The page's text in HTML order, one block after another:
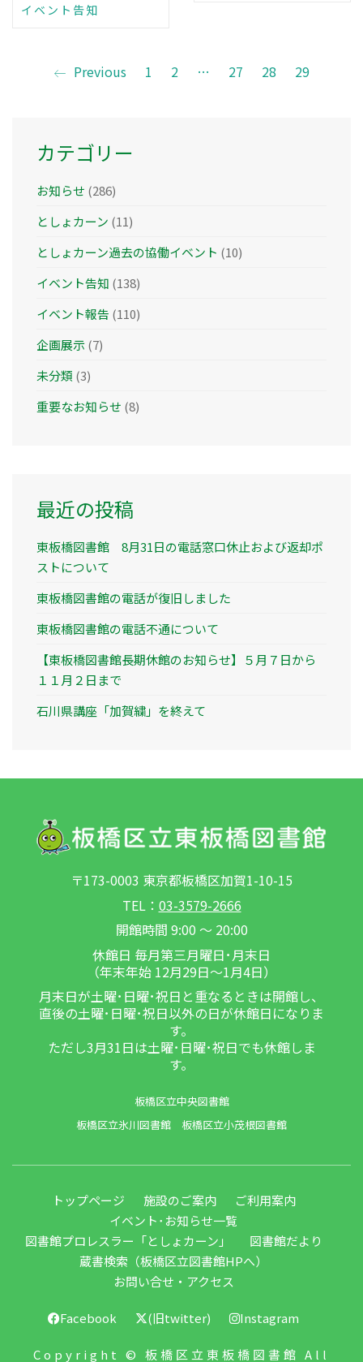
イベント告知
Previous 1 2 … 27 28 29
カテゴリー
お知らせ (286)
としょカーン (11)
としょカーン過去の協働イベント (10)
イベント告知 (138)
イベント報告 (110)
企画展示(7)
未分類 (3)
重要なお知らせ (8)
最近の投稿
東板橋図書館 8月31日の電話窓口休止および返却ポ
ストについて
東板橋図書館の電話が復旧しました
東板橋図書館の電話不通について
【東板橋図書館長期休館のお知らせ】５月７日から
１１月２日まで
石川県講座「加賀繍」を終えて
〒173-0003 東京都板橋区加賀1-10-15
TEL： 03-3579-2666
開館時間 9:00 ～ 20:00
休館日 毎月第三月曜日･月末日
（年末年始 12月29日～1月4日）
月末日が土曜･日曜･祝日と重なるときは開館し、
直後の土曜･日曜･祝日以外の日が休館日になりま
す。
ただし3月31日は土曜･日曜･祝日でも休館しま
す。
板橋区立中央図書館
板橋区立氷川図書館
板橋区立小茂根図書館
トップページ 施設のご案内
ご利用案内
イベント･お知らせ一覧
図書館プロレスラー「としょカーン」
図書館だより
蔵書検索（板橋区立図書館HPへ）
お問い合せ・アクセス
Facebook (旧twitter) Instagram
Copyright © 板橋区立東板橋図書館 All